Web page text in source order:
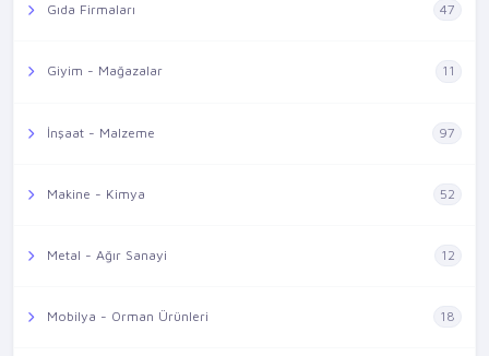
Gıda Firmaları 47
Giyim - Mağazalar 11
İnşaat - Malzeme 97
Makine - Kimya 52
Metal - Ağır Sanayi 12
Mobilya - Orman Ürünleri 18